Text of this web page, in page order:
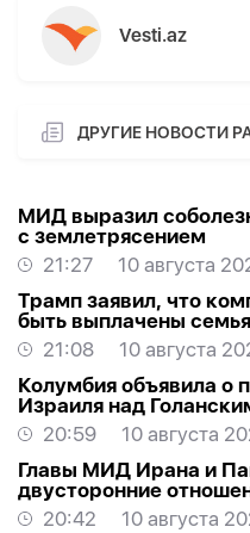
Vesti.az
ДРУГИЕ НОВОСТИ
МИД выразил
с землетрясением
21:27
10 августа
Трамп заявил, что
быть выплачены
протестующих,
лет21:08
10 августа
Колумбия объявила о
Израиля над
20:59
10 августа
Главы МИД Ирана и
двусторонние
процессы
20:42
10 августа